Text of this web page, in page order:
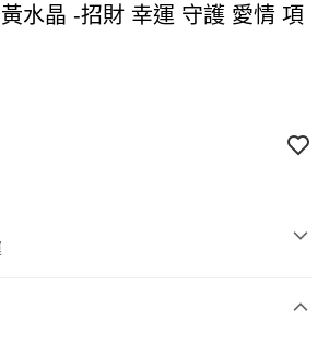
水晶 -招財 幸運 守護 愛情 項